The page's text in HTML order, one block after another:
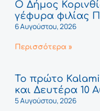
Ο Δήμος
γέφυρα φιλίας
6 Αυγούστου, 2026
Περισσότερα »
Το πρώτο
και Δευτέρα 10
5 Αυγούστου, 2026